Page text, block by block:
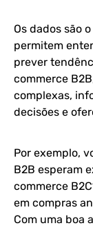
Os dados são
permitem
prever
commerce
complexas,
decisões e
Por exemplo,
B2B esperam
commerce
em compras
Com uma boa